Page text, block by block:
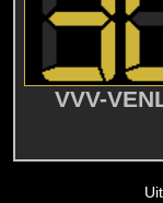
VVV-